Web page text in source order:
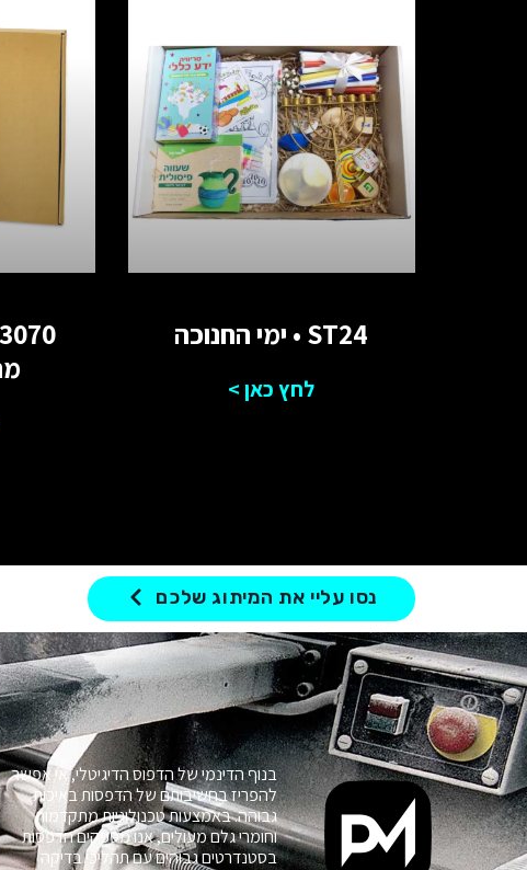
ST24 • ימי החנוכה
לחץ כאן >
נסו עליי את המיתוג שלכם
בנוף הדינמי של הדפוס הדיגיטלי, אי אפשר
להפריז בחשיבותם של הדפסות באיכות
גבוהה. באמצעות טכנולוגיות מתקדמות
וחומרי גלם מעולים, אנו מספקים הדפסות
בסטנדרטים גבוהים עם תהליכי בדיקה